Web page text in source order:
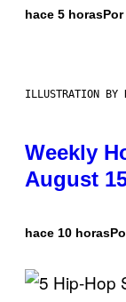
hace 5 horasPor
ILLUSTRATION BY
Weekly
August
hace 10 horas